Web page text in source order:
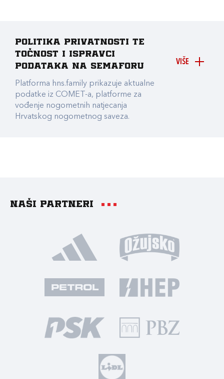
VIŠE
Politika privatnosti te
točnost i ispravci
podataka na Semaforu
Platforma hns.family prikazuje aktualne
podatke iz COMET-a, platforme za
vođenje nogometnih natjecanja
Hrvatskog nogometnog saveza.
Naši partneri